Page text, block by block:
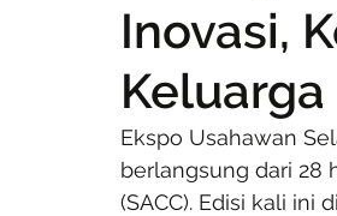
Inovasi,
Keluarga
Ekspo Usahawan
berlangsung dari 28
(SACC). Edisi kali